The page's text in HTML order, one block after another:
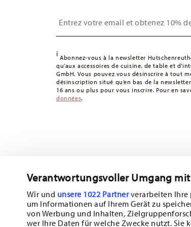
Verantwortungsvoller Umgang
Wir und unsere 1022 Partnerverarbeiten Ihre
um Informationen auf Ihrem Gerät zu
von Werbung und Inhalten,
wer Ihre Daten für welche Zwecke nutzt.
Les livraisons en Suisse sont
49,90 CHF, les frais de livraison s'élèvent à
5-7 jours
délais de livraison vers d'autres paysici.
Retours :Pour les retours, veuillez utiliser
i Abonnez-vous à la newsletter
qu’aux accessoires de cuisine, de table et
GmbH. Vous pouvez vous désinscrire à tout
désinscription situé qu’en bas de la
16 ans ou plus pour vous inscrire. Pour en
données.
Abonnez-vous à notre newsletter et recevez une
Tiens-toi au courant des